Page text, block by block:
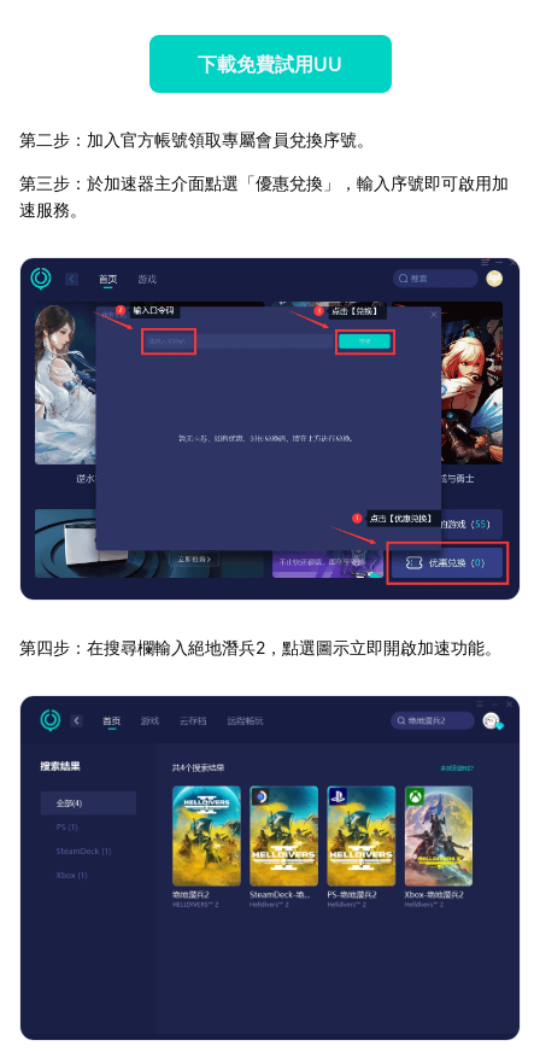
下載免費試用UU
第二步：加入官方帳號領取專屬會員兌換序號。
第三步：於加速器主介面點選「優惠兌換」，輸入序號即可啟用加
速服務。
第四步：在搜尋欄輸入絕地潛兵2，點選圖示立即開啟加速功能。